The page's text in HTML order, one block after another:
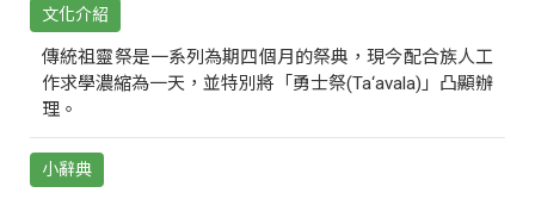
文化介紹
傳統祖靈祭是一系列為期四個月的祭典，現今配合族人工
作求學濃縮為一天，並特別將「勇士祭(Ta‘avala)」凸顯辦
理。
小辭典